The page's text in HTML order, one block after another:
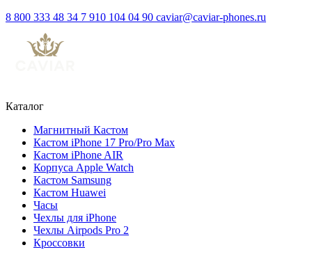
8 800 333 48 34 7 910 104 04 90 caviar@caviar-phones.ru
Каталог
Магнитный Кастом
Кастом iPhone 17 Pro/Pro Max
Кастом iPhone AIR
Корпуса Apple Watch
Кастом Samsung
Кастом Huawei
Часы
Чехлы для iPhone
Чехлы Airpods Pro 2
Кроссовки